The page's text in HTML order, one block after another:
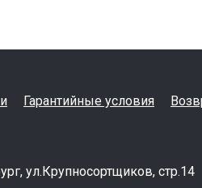
Гарантийные условия
ул.Крупносортщиков, стр.14